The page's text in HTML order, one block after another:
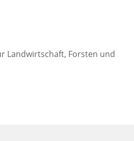
Landwirtschaft, Forsten und